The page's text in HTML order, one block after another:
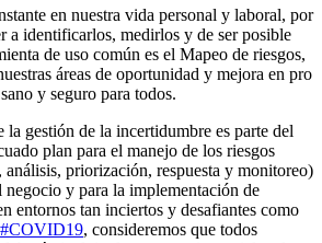
en nuestra vida personal y laboral, por
a identificarlos, medirlos y de ser posible
de uso común es el Mapeo de riesgos,
áreas de oportunidad y mejora en pro
y seguro para todos.
la gestión de la incertidumbre es parte del
plan para el manejo de los riesgos
priorización, respuesta y monitoreo)
y para la implementación de
entornos tan inciertos y desafiantes como
#COVID19, consideremos que todos